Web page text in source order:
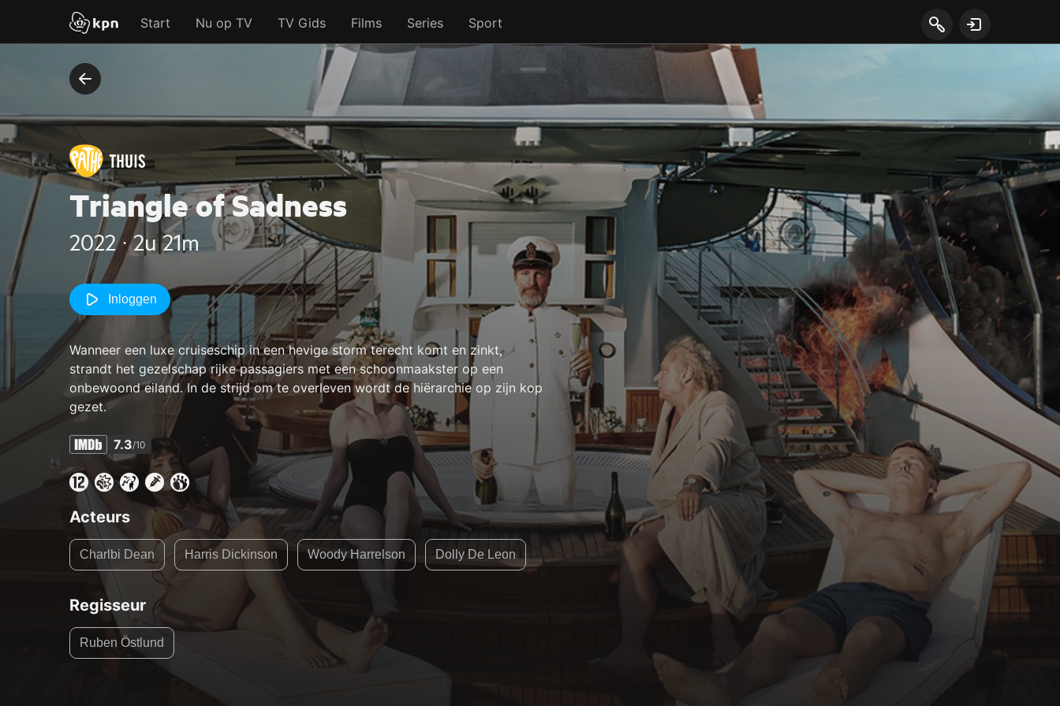
Start Nu op TV TV Gids Films Series Sport
Triangle of Sadness
2022 ‧ 2u 21m
Inloggen
Wanneer een luxe cruiseschip in een hevige storm terecht komt en zinkt,
strandt het gezelschap rijke passagiers met een schoonmaakster op een
onbewoond eiland. In de strijd om te overleven wordt de hiërarchie op zijn kop
gezet.
7.3/10
Acteurs
Charlbi Dean Harris Dickinson Woody Harrelson Dolly De Leon
Regisseur
Ruben Östlund